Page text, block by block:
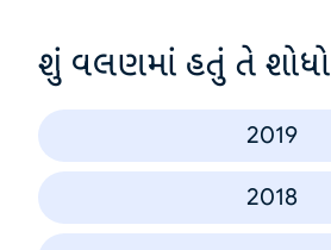
શું વલણમાં હતું તે શોધો
2019
2018